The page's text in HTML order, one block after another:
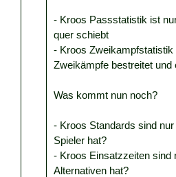
- Kroos Passstatistik ist
quer schiebt
- Kroos
Zweikämpfe bestreitet
Was kommt nun noch?
- Kroos Standards sind
Spieler hat?
- Kroos Einsatzzeiten sind
Alternativen hat?